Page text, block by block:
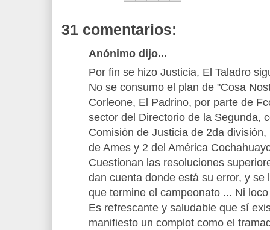
31 comentarios:
Anónimo dijo...
Por fin se hizo Justicia, El Taladro
No se consumo el plan de "Cosa
Corleone, El Padrino, por parte de
sector del Directorio de la Segunda,
Comisión de Justicia de 2da
de Ames y 2 del América
Cuestionan las resoluciones
dan cuenta donde está su error, y se
que termine el campeonato ... Ni
Es refrescante y saludable que sí
manifiesto un complot como el